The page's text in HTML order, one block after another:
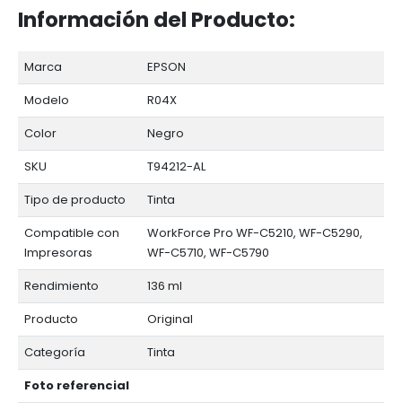
Información del Producto:
Marca
EPSON
Modelo
R04X
Color
Negro
SKU
T94212-AL
Tipo de producto
Tinta
Compatible con
Impresoras
WorkForce Pro WF-C5210, WF-C5290,
WF-C5710, WF-C5790
Rendimiento
136 ml
Producto
Original
Categoría
Tinta
Foto referencial